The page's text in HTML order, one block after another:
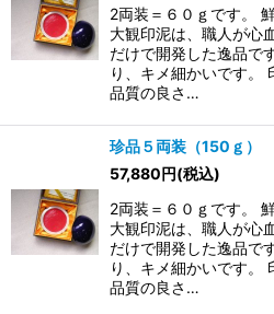
2両装＝６０ｇです。
大観印泥は、職人が心
だけで開発した逸品で
り、キメ細かいです。
品質の良さ…
珍品５両装（150ｇ）
57,880円(税込)
2両装＝６０ｇです。
大観印泥は、職人が心
だけで開発した逸品で
り、キメ細かいです。
品質の良さ…